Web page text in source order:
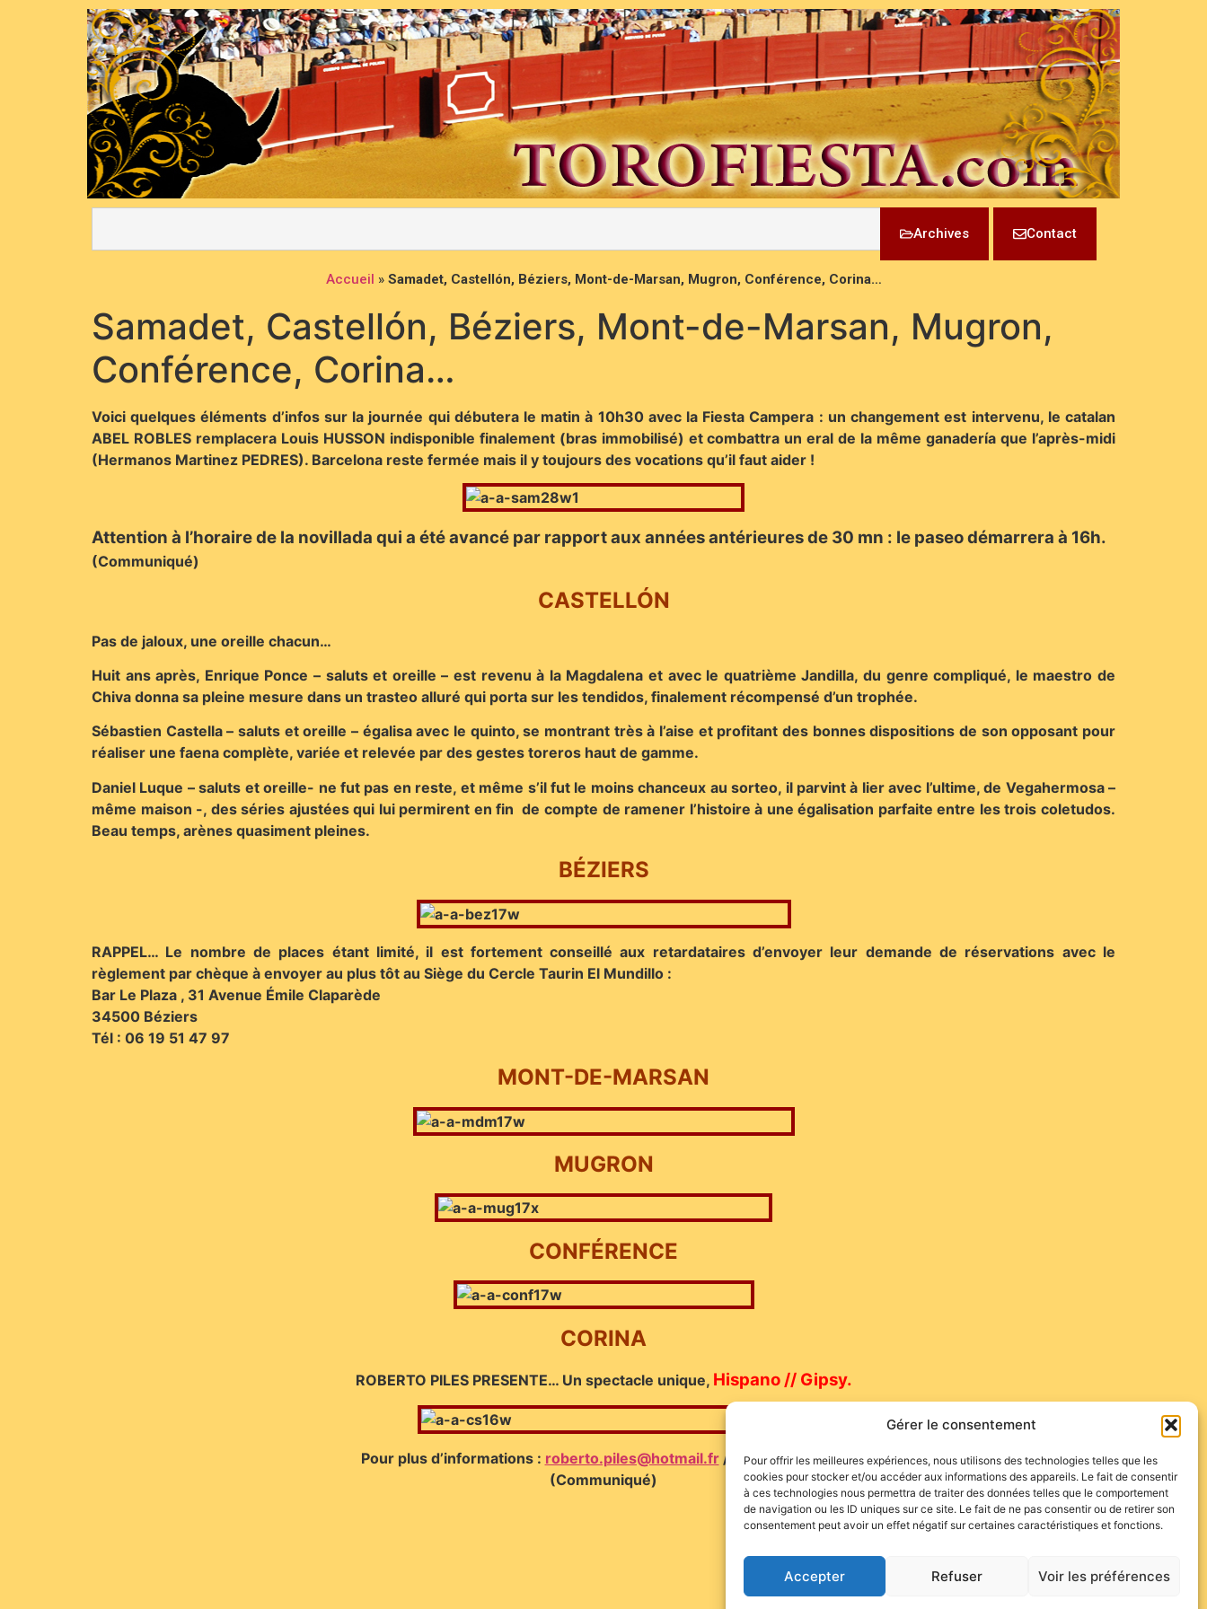
Gérer le consentement
Pour offrir les meilleures expériences, nous utilisons des technologies telles que les
cookies pour stocker et/ou accéder aux informations des appareils. Le fait de consentir
à ces technologies nous permettra de traiter des données telles que le comportement
de navigation ou les ID uniques sur ce site. Le fait de ne pas consentir ou de retirer son
consentement peut avoir un effet négatif sur certaines caractéristiques et fonctions.
Accepter Refuser Voir les préférences
Archives Contact
Accueil » Samadet, Castellón, Béziers, Mont-de-Marsan, Mugron, Conférence, Corina…
Samadet, Castellón, Béziers, Mont-de-Marsan, Mugron,
Conférence, Corina…
Voici quelques éléments d’infos sur la journée qui débutera le matin à 10h30 avec la Fiesta Campera : un changement est intervenu, le catalan
ABEL ROBLES remplacera Louis HUSSON indisponible finalement (bras immobilisé) et combattra un eral de la même ganadería que l’après-midi
(Hermanos Martinez PEDRES). Barcelona reste fermée mais il y toujours des vocations qu’il faut aider !
Attention à l’horaire de la novillada qui a été avancé par rapport aux années antérieures de 30 mn : le paseo démarrera à 16h.
(Communiqué)
CASTELLÓN
Pas de jaloux, une oreille chacun…
Huit ans après, Enrique Ponce – saluts et oreille – est revenu à la Magdalena et avec le quatrième Jandilla, du genre compliqué, le maestro de
Chiva donna sa pleine mesure dans un trasteo alluré qui porta sur les tendidos, finalement récompensé d’un trophée.
Sébastien Castella – saluts et oreille – égalisa avec le quinto, se montrant très à l’aise et profitant des bonnes dispositions de son opposant pour
réaliser une faena complète, variée et relevée par des gestes toreros haut de gamme.
Daniel Luque – saluts et oreille- ne fut pas en reste, et même s’il fut le moins chanceux au sorteo, il parvint à lier avec l’ultime, de Vegahermosa –
même maison -, des séries ajustées qui lui permirent en fin de compte de ramener l’histoire à une égalisation parfaite entre les trois coletudos.
Beau temps, arènes quasiment pleines.
BÉZIERS
RAPPEL… Le nombre de places étant limité, il est fortement conseillé aux retardataires d’envoyer leur demande de réservations avec le
règlement par chèque à envoyer au plus tôt au Siège du Cercle Taurin El Mundillo :
Bar Le Plaza , 31 Avenue Émile Claparède
34500 Béziers
Tél : 06 19 51 47 97
MONT-DE-MARSAN
MUGRON
CONFÉRENCE
CORINA
ROBERTO PILES PRESENTE… Un spectacle unique, Hispano // Gipsy.
Pour plus d’informations : roberto.piles@hotmail.fr// 06.03.15.74.58
(Communiqué)